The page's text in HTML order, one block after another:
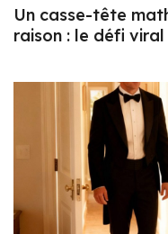
Un casse-tête
raison : le défi